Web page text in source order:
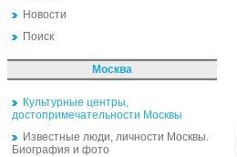
Новости
Поиск
Москва
Культурные центры,
достопримечательности Москвы
Известные люди, личности Москвы.
Биография и фото